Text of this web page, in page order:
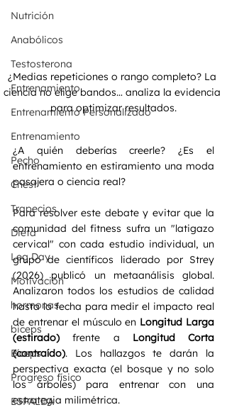
Nutrición
Anabólicos
Testosterona
Entrenamiento
Entrenamiento Personalizado
Entrenamiento
Pecho
Chest
Trapecios
Dieta
Leg Day
Motivación
hormonas
biceps
Bíceps
Progreso físico
ESPALDA
¿Medias repeticiones o rango completo? La
ciencia no elige bandos… analiza la evidencia
para optimizar resultados.
¿A quién deberías creerle? ¿Es el
entrenamiento en estiramiento una moda
pasajera o ciencia real?
Para resolver este debate y evitar que la
comunidad del fitness sufra un "latigazo
cervical" con cada estudio individual, un
grupo de científicos liderado por Strey
(2026) publicó un metaanálisis global.
Analizaron todos los estudios de calidad
hasta la fecha para medir el impacto real
de entrenar el músculo en Longitud Larga
(estirado) frente a Longitud Corta
(contraído). Los hallazgos te darán la
perspectiva exacta (el bosque y no solo
los árboles) para entrenar con una
estrategia milimétrica.